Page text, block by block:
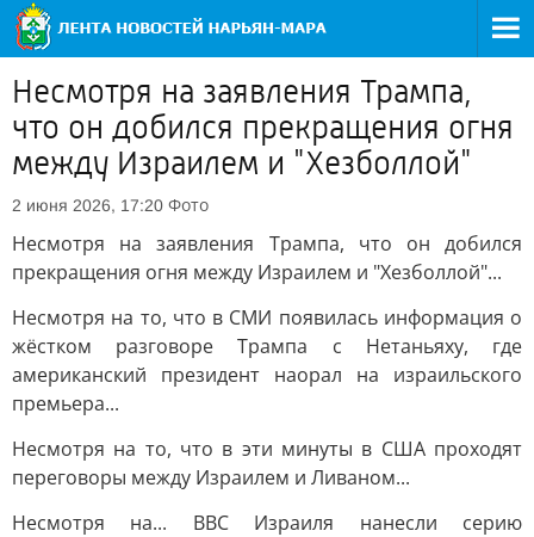
Несмотря на заявления Трампа,
что он добился прекращения огня
между Израилем и "Хезболлой"
2 июня 2026, 17:20 Фото
Несмотря на заявления Трампа, что он добился
прекращения огня между Израилем и "Хезболлой"...
Несмотря на то, что в СМИ появилась информация о
жёстком разговоре Трампа с Нетаньяху, где
американский президент наорал на израильского
премьера...
Несмотря на то, что в эти минуты в США проходят
переговоры между Израилем и Ливаном...
Несмотря на... ВВС Израиля нанесли серию